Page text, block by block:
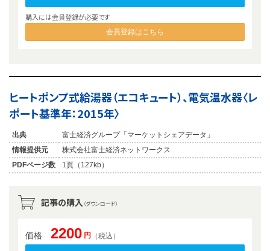
購入には会員登録が必要です
会員登録はこちら
ヒートポンプ式給湯器（エコキュート）、電気温水器〈レ
ポート基準年：2015年〉
出典
富士経済グループ「マーケットシェアデータ」
情報提供元
株式会社富士経済ネットワークス
PDFページ数
1頁（127kb）
記事の購入 （ダウンロード）
価格 2200 円 （税込）